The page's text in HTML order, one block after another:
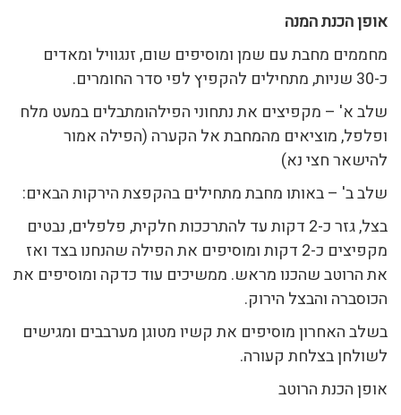
אופן הכנת המנה
מחממים מחבת עם שמן ומוסיפים שום, זנגוויל ומאדים
כ-30 שניות, מתחילים להקפיץ לפי סדר החומרים.
שלב א' – מקפיצים את נתחוני הפילהומתבלים במעט מלח
ופלפל, מוציאים מהמחבת אל הקערה (הפילה אמור
להישאר חצי נא)
שלב ב' – באותו מחבת מתחילים בהקפצת הירקות הבאים:
בצל, גזר כ-2 דקות עד להתרככות חלקית, פלפלים, נבטים
מקפיצים כ-2 דקות ומוסיפים את הפילה שהנחנו בצד ואז
את הרוטב שהכנו מראש. ממשיכים עוד כדקה ומוסיפים את
הכוסברה והבצל הירוק.
בשלב האחרון מוסיפים את קשיו מטוגן מערבבים ומגישים
לשולחן בצלחת קעורה.
אופן הכנת הרוטב